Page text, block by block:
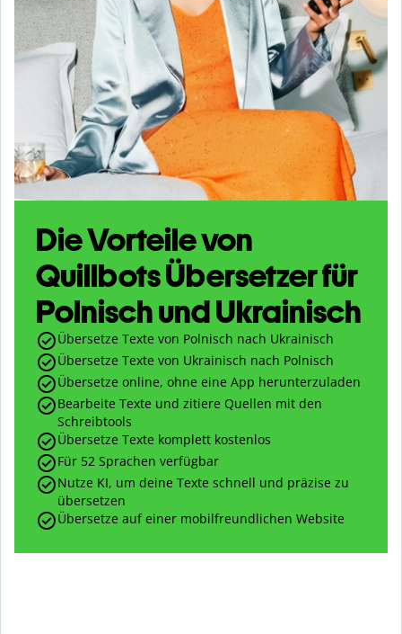
Die Vorteile von
Quillbots Übersetzer für
Polnisch und Ukrainisch
Übersetze Texte von Polnisch nach Ukrainisch
Übersetze Texte von Ukrainisch nach Polnisch
Übersetze online, ohne eine App herunterzuladen
Bearbeite Texte und zitiere Quellen mit den
Schreibtools
Übersetze Texte komplett kostenlos
Für 52 Sprachen verfügbar
Nutze KI, um deine Texte schnell und präzise zu
übersetzen
Übersetze auf einer mobilfreundlichen Website